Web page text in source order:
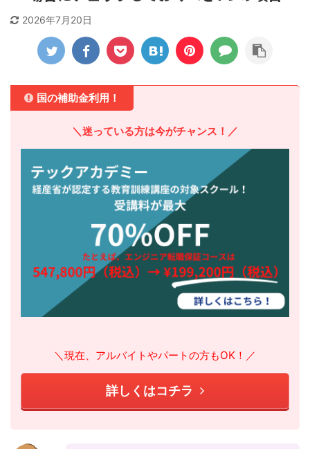
2026年7月20日
国の補助金利用！
＼迷っている方は今がチャンス！／
＼現在、アルバイトやパートの方もOK！／
詳しくはコチラ